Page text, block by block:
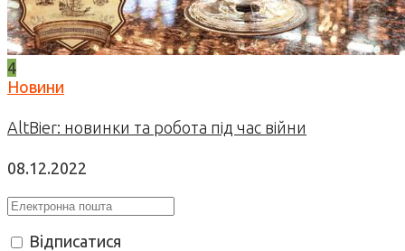
4
Новини
AltBier: новинки та робота під час війни
08.12.2022
Відписатися